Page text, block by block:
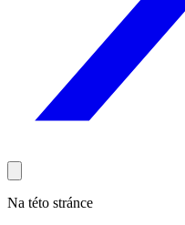
Na této stránce